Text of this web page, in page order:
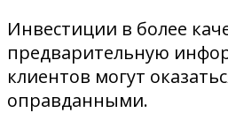
Инвестиции в более
предварительную
клиентов могут
оправданными.